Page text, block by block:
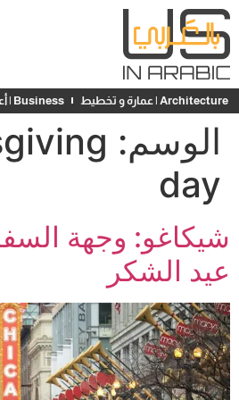
Architecture | عمارة و تخطيط Business | أعمال
الوسم:
day
شيكاغو: وجهة
عيد الشكر